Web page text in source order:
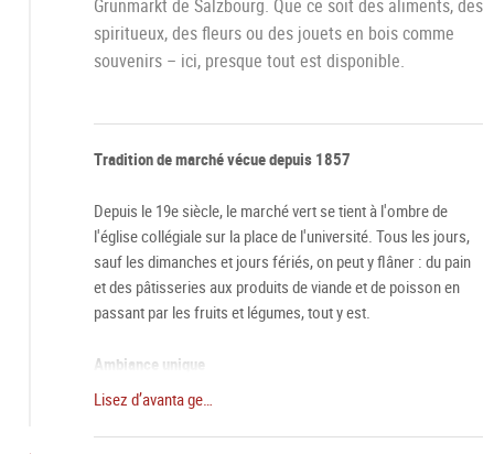
Grünmarkt de Salzbourg. Que ce soit des aliments, des
spiritueux, des fleurs ou des jouets en bois comme
souvenirs – ici, presque tout est disponible.
Tradition de marché vécue depuis 1857
Depuis le 19e siècle, le marché vert se tient à l'ombre de
l'église collégiale sur la place de l'université. Tous les jours,
sauf les dimanches et jours fériés, on peut y flâner : du pain
et des pâtisseries aux produits de viande et de poisson en
passant par les fruits et légumes, tout y est.
Ambiance unique
Particulièrement le samedi, le marché vert dégage une aura
toute spéciale. À 6 heures du matin, lorsque les stands
Lisez d’avanta ge…